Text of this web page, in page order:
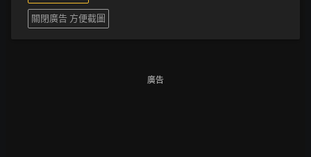
關閉廣告 方便截圖
廣告